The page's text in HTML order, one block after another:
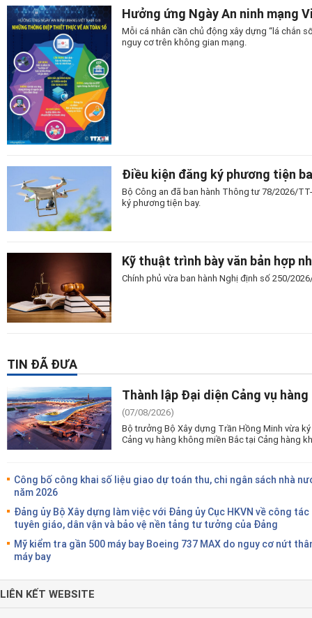
Hưởng ứng Ngày An ninh mạng
Mỗi cá nhân cần chủ động xây dựng “lá chắn
nguy cơ trên không gian mạng.
Điều kiện đăng ký phương tiện
Bộ Công an đã ban hành Thông tư 78/2026/
ký phương tiện bay.
Kỹ thuật trình bày văn bản hợp
Chính phủ vừa ban hành Nghị định số 250/
TIN ĐÃ ĐƯA
Thành lập Đại diện Cảng vụ
(07/08/2026)
Bộ trưởng Bộ Xây dựng Trần Hồng Minh vừa
Cảng vụ hàng không miền Bắc tại Cảng hàng
Công bố công khai số liệu giao dự toán thu, chi ngân sách nhà
năm 2026
Đảng ủy Bộ Xây dựng làm việc với Đảng ủy Cục HKVN về công tác
tuyên giáo, dân vận và bảo vệ nền tảng tư tưởng của Đảng
Mỹ kiểm tra gần 500 máy bay Boeing 737 MAX do nguy cơ nứt
máy bay
LIÊN KẾT WEBSITE